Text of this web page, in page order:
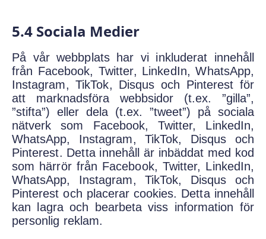
5.4 Sociala Medier
På vår webbplats har vi inkluderat innehåll
från Facebook, Twitter, LinkedIn, WhatsApp,
Instagram, TikTok, Disqus och Pinterest för
att marknadsföra webbsidor (t.ex. ”gilla”,
”stifta”) eller dela (t.ex. ”tweet”) på sociala
nätverk som Facebook, Twitter, LinkedIn,
WhatsApp, Instagram, TikTok, Disqus och
Pinterest. Detta innehåll är inbäddat med kod
som härrör från Facebook, Twitter, LinkedIn,
WhatsApp, Instagram, TikTok, Disqus och
Pinterest och placerar cookies. Detta innehåll
kan lagra och bearbeta viss information för
personlig reklam.